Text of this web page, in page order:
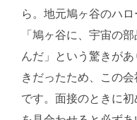
ら。地元鳩ヶ谷のハ
「鳩ヶ谷に、宇宙の
んだ」という驚きが
きだったため、この
です。面接のときに